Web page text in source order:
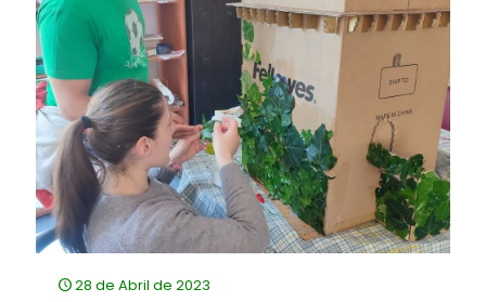
28 de Abril de 2023